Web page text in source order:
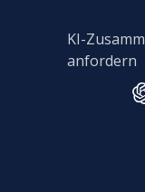
KI-
anfordern